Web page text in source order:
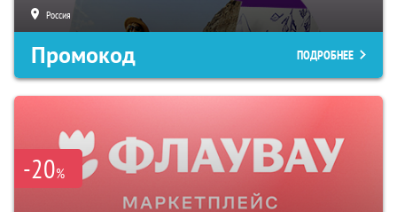
Россия
Промокод ПОДРОБНЕЕ
-20%